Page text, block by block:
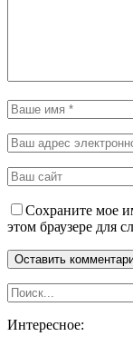
Сохраните мое
этом браузере для
Интересное: